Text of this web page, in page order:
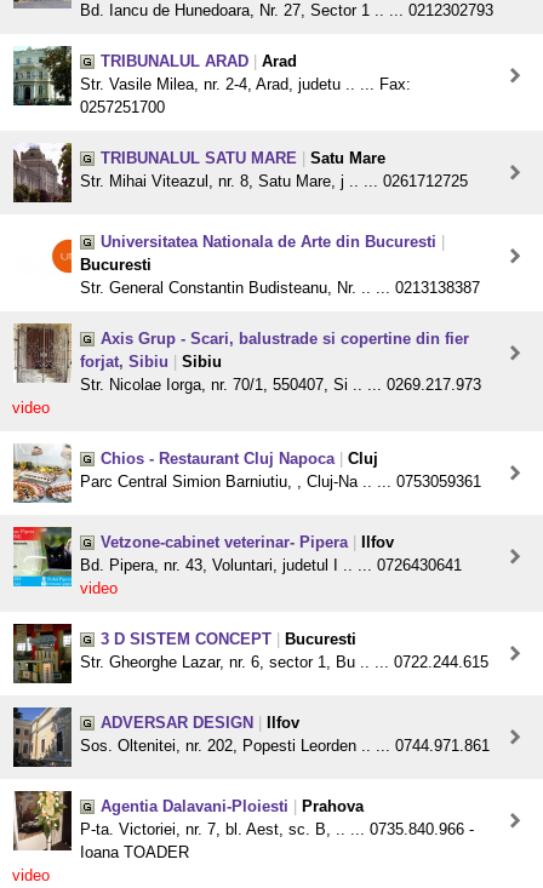
Bd. Iancu de Hunedoara, Nr. 27, Sector 1 .. ... 0212302793
TRIBUNALUL ARAD
Arad
Str. Vasile Milea, nr. 2-4, Arad, judetu .. ... Fax:
0257251700
TRIBUNALUL SATU MARE
Satu Mare
Str. Mihai Viteazul, nr. 8, Satu Mare, j .. ... 0261712725
Universitatea Nationala de Arte din Bucuresti
Bucuresti
Str. General Constantin Budisteanu, Nr. .. ... 0213138387
Axis Grup - Scari, balustrade si copertine din fier
forjat, Sibiu
Sibiu
Str. Nicolae Iorga, nr. 70/1, 550407, Si .. ... 0269.217.973
video
Chios - Restaurant Cluj Napoca
Cluj
Parc Central Simion Barniutiu, , Cluj-Na .. ... 0753059361
Vetzone-cabinet veterinar- Pipera
Ilfov
Bd. Pipera, nr. 43, Voluntari, judetul I .. ... 0726430641
video
3 D SISTEM CONCEPT
Bucuresti
Str. Gheorghe Lazar, nr. 6, sector 1, Bu .. ... 0722.244.615
ADVERSAR DESIGN
Ilfov
Sos. Oltenitei, nr. 202, Popesti Leorden .. ... 0744.971.861
Agentia Dalavani-Ploiesti
Prahova
P-ta. Victoriei, nr. 7, bl. Aest, sc. B, .. ... 0735.840.966 -
Ioana TOADER
video